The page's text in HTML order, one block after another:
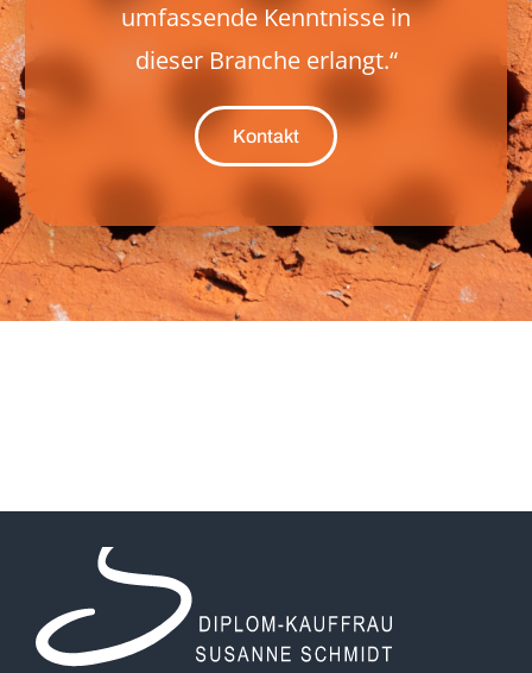
umfassende Kenntnisse in
dieser Branche erlangt.“
Kontakt